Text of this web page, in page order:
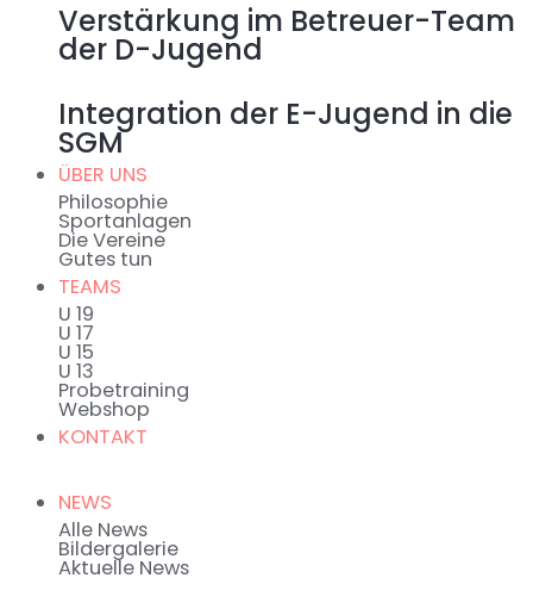
Verstärkung im Betreuer-Team
der D-Jugend
Integration der E-Jugend in die
SGM
ÜBER UNS
Philosophie
Sportanlagen
Die Vereine
Gutes tun
TEAMS
U 19
U 17
U 15
U 13
Probetraining
Webshop
KONTAKT
NEWS
Alle News
Bildergalerie
Aktuelle News